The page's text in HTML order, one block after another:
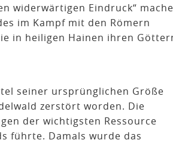
widerwärtigen Eindruck“
im Kampf mit den Römern
in heiligen Hainen ihren
seiner ursprünglichen Größe
zerstört worden. Die
der wichtigsten Ressource
führte. Damals wurde das